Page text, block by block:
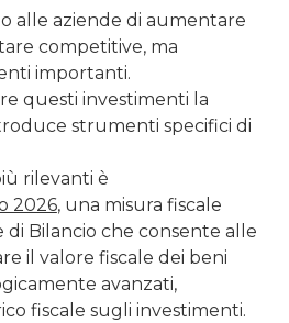
alle aziende di aumentare
competitive, ma
importanti.
questi investimenti la
strumenti specifici di
rilevanti è
2026, una misura fiscale
Bilancio che consente alle
il valore fiscale dei beni
avanzati,
fiscale sugli investimenti.